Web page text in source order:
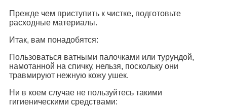
Прежде чем приступить к чистке, подготовьте
расходные материалы.
Итак, вам понадобятся:
Пользоваться ватными палочками или турундой,
намотанной на спичку, нельзя, поскольку они
травмируют нежную кожу ушек.
Ни в коем случае не пользуйтесь такими
гигиеническими средствами: